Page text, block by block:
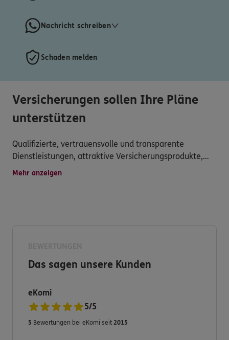
Nachricht schreiben
Schaden melden
Versicherungen sollen Ihre Pläne
unterstützen
Qualifizierte, vertrauensvolle und transparente
Dienstleistungen, attraktive Versicherungsprodukte,
persönliche Betreuung, schnelle Schadensregulierung
Mehr anzeigen
Das sagen unsere Kunden
eKomi
5/5
5 Bewertungen bei eKomi seit 2015